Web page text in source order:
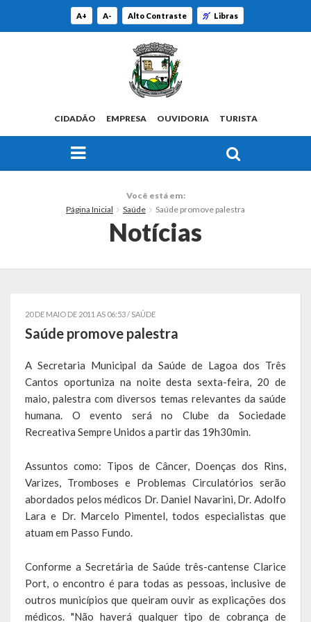
A+ A- Alto Contraste Libras
CIDADÃO EMPRESA OUVIDORIA TURISTA
Símbolos
Governo
Administração
Ex-Administradores
Conselhos Municipais
Secretarias
Administração, Fazenda e Planejamento
Desenvolvimento Social
Educação, Cultura, Turismo, Desporto e Lazer
Você está em:
Página Inicial
Saúde Saúde promove palestra
Notícias
20 DE MAIO DE 2011 AS 06:53 / SAÚDE
Saúde promove palestra
A Secretaria Municipal da Saúde de Lagoa dos Três
Cantos oportuniza na noite desta sexta-feira, 20 de
maio, palestra com diversos temas relevantes da saúde
humana. O evento será no Clube da Sociedade
Recreativa Sempre Unidos a partir das 19h30min.
Assuntos como: Tipos de Câncer, Doenças dos Rins,
Varizes, Tromboses e Problemas Circulatórios serão
abordados pelos médicos Dr. Daniel Navarini, Dr. Adolfo
Lara e Dr. Marcelo Pimentel, todos especialistas que
atuam em Passo Fundo.
Conforme a Secretária de Saúde três-cantense Clarice
Port, o encontro é para todas as pessoas, inclusive de
outros municípios que queiram ouvir as explicações dos
médicos. "Não haverá qualquer tipo de cobrança de